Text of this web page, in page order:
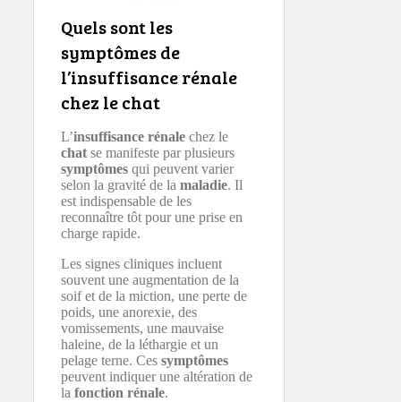
Quels sont les
symptômes de
l’insuffisance rénale
chez le chat
L’insuffisance rénale chez le
chat se manifeste par plusieurs
symptômes qui peuvent varier
selon la gravité de la maladie. Il
est indispensable de les
reconnaître tôt pour une prise en
charge rapide.
Les signes cliniques incluent
souvent une augmentation de la
soif et de la miction, une perte de
poids, une anorexie, des
vomissements, une mauvaise
haleine, de la léthargie et un
pelage terne. Ces symptômes
peuvent indiquer une altération de
la fonction rénale.